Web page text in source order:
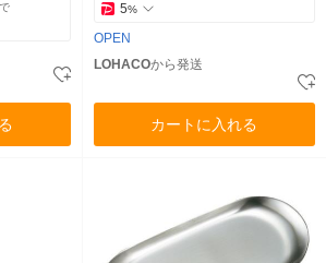
5%
OPEN
LOHACOから発送
カートに入れる